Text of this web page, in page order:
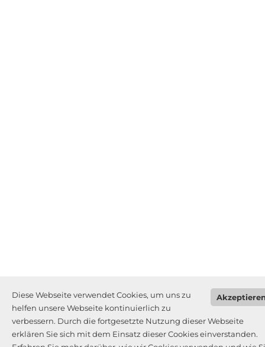
Diese Webseite verwendet Cookies, um uns zu
helfen unsere Webseite kontinuierlich zu
verbessern. Durch die fortgesetzte Nutzung dieser Webseite
erklären Sie sich mit dem Einsatz dieser Cookies einverstanden.